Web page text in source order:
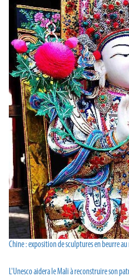
Chine : exposition de sculptures en beurre au
L'Unesco aidera le Mali à reconstruire son